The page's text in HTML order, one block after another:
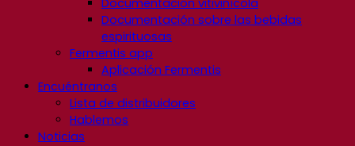
Documentación sobre las bebidas
espirituosas
Fermentis app
Aplicación Fermentis
Encuéntranos
Lista de distribuidores
Hablemos
Noticias